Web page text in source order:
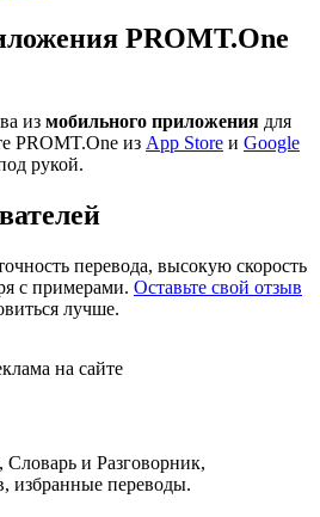
PROMT.One
из мобильного приложения для
PROMT.One из App Store и Google
рукой.
перевода, высокую скорость
с примерами. Оставьте свой отзыв
лучше.
на сайте
Словарь и Разговорник,
избранные переводы.